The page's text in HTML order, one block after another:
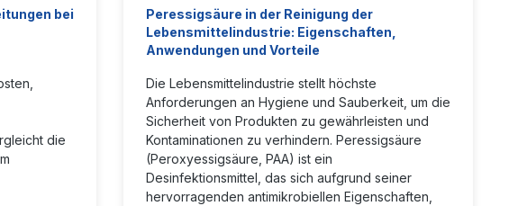
leicht zu reinigen – dank der
Unterseite.Der VMS II-T
mit
Dach für verbesserte
Mischeinheit für
und
der
LAGAFORS VMS II-
bei
die
Peressigsäure in der Reinigung der
Lebensmittelindustrie: Eigenschaften,
Anwendungen und Vorteile
Die Lebensmittelindustrie stellt höchste
Anforderungen an Hygiene und Sauberkeit, um die
Sicherheit von Produkten zu gewährleisten und
Kontaminationen zu verhindern. Peressigsäure
(Peroxyessigsäure, PAA) ist ein
Desinfektionsmittel, das sich aufgrund seiner
hervorragenden antimikrobiellen Eigenschaften,